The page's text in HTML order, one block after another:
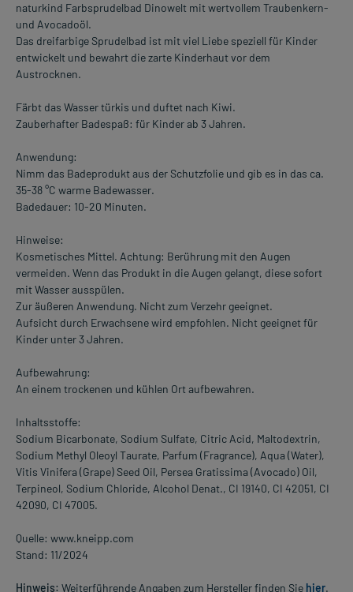
naturkind Farbsprudelbad Dinowelt mit wertvollem Traubenkern-
und Avocadoöl.
Das dreifarbige Sprudelbad ist mit viel Liebe speziell für Kinder
entwickelt und bewahrt die zarte Kinderhaut vor dem
Austrocknen.
Färbt das Wasser türkis und duftet nach Kiwi.
Zauberhafter Badespaß: für Kinder ab 3 Jahren.
Anwendung:
Nimm das Badeprodukt aus der Schutzfolie und gib es in das ca.
35-38 °C warme Badewasser.
Badedauer: 10-20 Minuten.
Hinweise:
Kosmetisches Mittel. Achtung: Berührung mit den Augen
vermeiden. Wenn das Produkt in die Augen gelangt, diese sofort
mit Wasser ausspülen.
Zur äußeren Anwendung. Nicht zum Verzehr geeignet.
Aufsicht durch Erwachsene wird empfohlen. Nicht geeignet für
Kinder unter 3 Jahren.
Aufbewahrung:
An einem trockenen und kühlen Ort aufbewahren.
Inhaltsstoffe:
Sodium Bicarbonate, Sodium Sulfate, Citric Acid, Maltodextrin,
Sodium Methyl Oleoyl Taurate, Parfum (Fragrance), Aqua (Water),
Vitis Vinifera (Grape) Seed Oil, Persea Gratissima (Avocado) Oil,
Terpineol, Sodium Chloride, Alcohol Denat., CI 19140, CI 42051, CI
42090, CI 47005.
Quelle: www.kneipp.com
Stand: 11/2024
Hinweis: Weiterführende Angaben zum Hersteller finden Sie hier.